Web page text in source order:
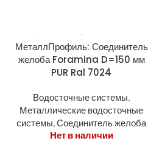
МеталлПрофиль: Соединитель
желоба Foramina D=150 мм
PUR Ral 7024
Водосточные системы
Металлические водосточные
системы Соединитель желоба
Нет в наличии